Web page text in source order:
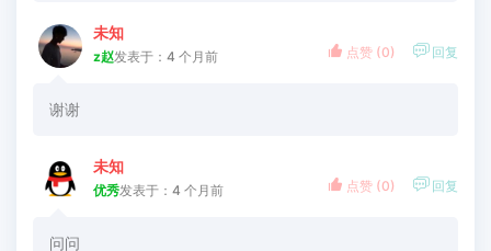
未知
z赵发表于：4 个月前
谢谢
 点赞 (0)  回复
未知
优秀发表于：4 个月前
问问
 点赞 (0)  回复